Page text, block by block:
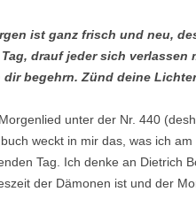
ist ganz frisch und neu,
drauf jeder sich verlassen
dir begehrn. Zünd deine
unter der Nr. 440
weckt in mir das, was ich
Tag. Ich denke an Dietrich
der Dämonen ist und der